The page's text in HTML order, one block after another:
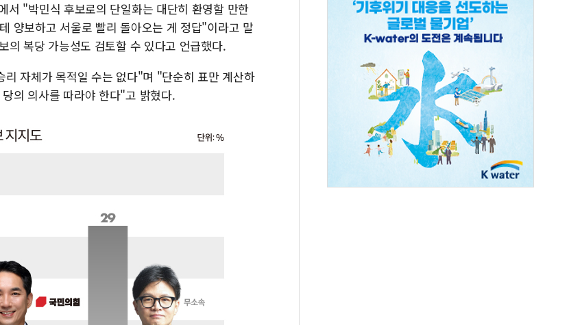
서 "박민식 후보로의 단일화는 대단히 환영할 만한
양보하고 서울로 빨리 돌아오는 게 정답"이라고 말
의 복당 가능성도 검토할 수 있다고 언급했다.
자체가 목적일 수는 없다"며 "단순히 표만 계산하
의 의사를 따라야 한다"고 밝혔다.